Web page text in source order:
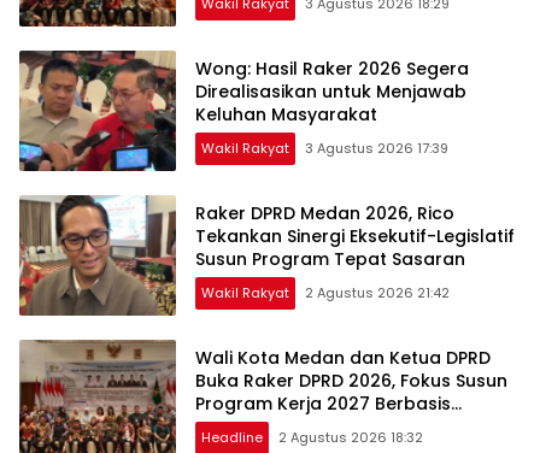
Wong: Hasil Raker 2026 Segera
Direalisasikan untuk Menjawab
Keluhan Masyarakat
Wakil Rakyat 3 Agustus 2026 17:39
Raker DPRD Medan 2026, Rico
Tekankan Sinergi Eksekutif-Legislatif
Susun Program Tepat Sasaran
Wakil Rakyat 2 Agustus 2026 21:42
Wali Kota Medan dan Ketua DPRD
Buka Raker DPRD 2026, Fokus Susun
Program Kerja 2027 Berbasis
Digitalisasi dan Inovasi
Headline 2 Agustus 2026 18:32